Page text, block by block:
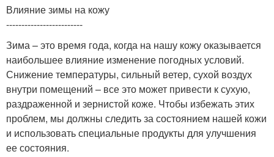
Влияние зимы на кожу
-------------------------
Зима – это время года, когда на нашу кожу оказывается
наибольшее влияние изменение погодных условий.
Снижение температуры, сильный ветер, сухой воздух
внутри помещений – все это может привести к сухую,
раздраженной и зернистой коже. Чтобы избежать этих
проблем, мы должны следить за состоянием нашей кожи
и использовать специальные продукты для улучшения
ее состояния.